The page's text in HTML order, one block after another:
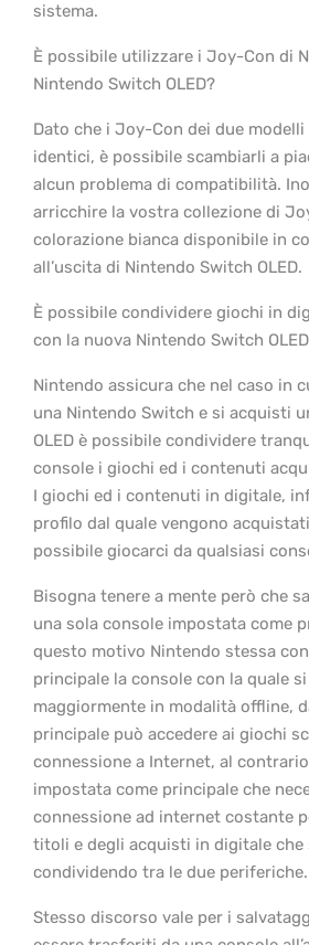
sistema.
È possibile utilizzare i Joy-Con di
Nintendo Switch OLED?
Dato che i Joy-Con dei due
identici, è possibile scambiarli a
alcun problema di compatibilità.
arricchire la vostra collezione di
colorazione bianca disponibile in
all’uscita di Nintendo Switch OLED.
È possibile condividere giochi in
con la nuova Nintendo Switch
Nintendo assicura che nel caso in
una Nintendo Switch e si acquisti
OLED è possibile condividere
console i giochi ed i contenuti
I giochi ed i contenuti in digitale,
profilo dal quale vengono
possibile giocarci da qualsiasi
Bisogna tenere a mente però che
una sola console impostata come
questo motivo Nintendo stessa
principale la console con la quale
maggiormente in modalità offline,
principale può accedere ai giochi
connessione a Internet, al
impostata come principale che
connessione ad internet costante
titoli e degli acquisti in digitale che
condividendo tra le due periferiche.
Stesso discorso vale per i